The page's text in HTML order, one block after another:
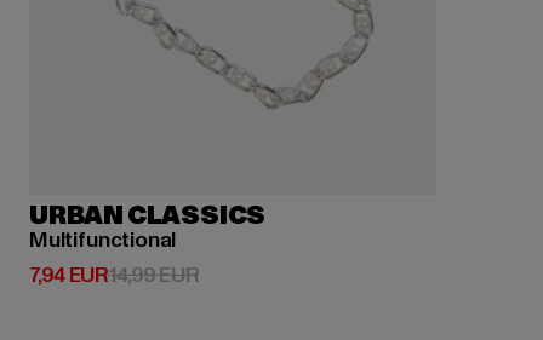
URBAN CLASSICS
Multifunctional
7,94 EUR
Derzeitiger Preis: 7,94 EUR
14,99 EURAktionspreis: 14,99 EUR